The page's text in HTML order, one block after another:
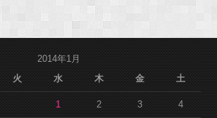
2014年1月
火 水 木 金 土
1 2 3 4